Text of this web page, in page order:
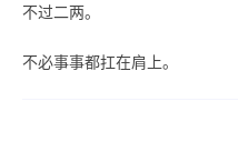
不过二两。
不必事事都扛在肩上。